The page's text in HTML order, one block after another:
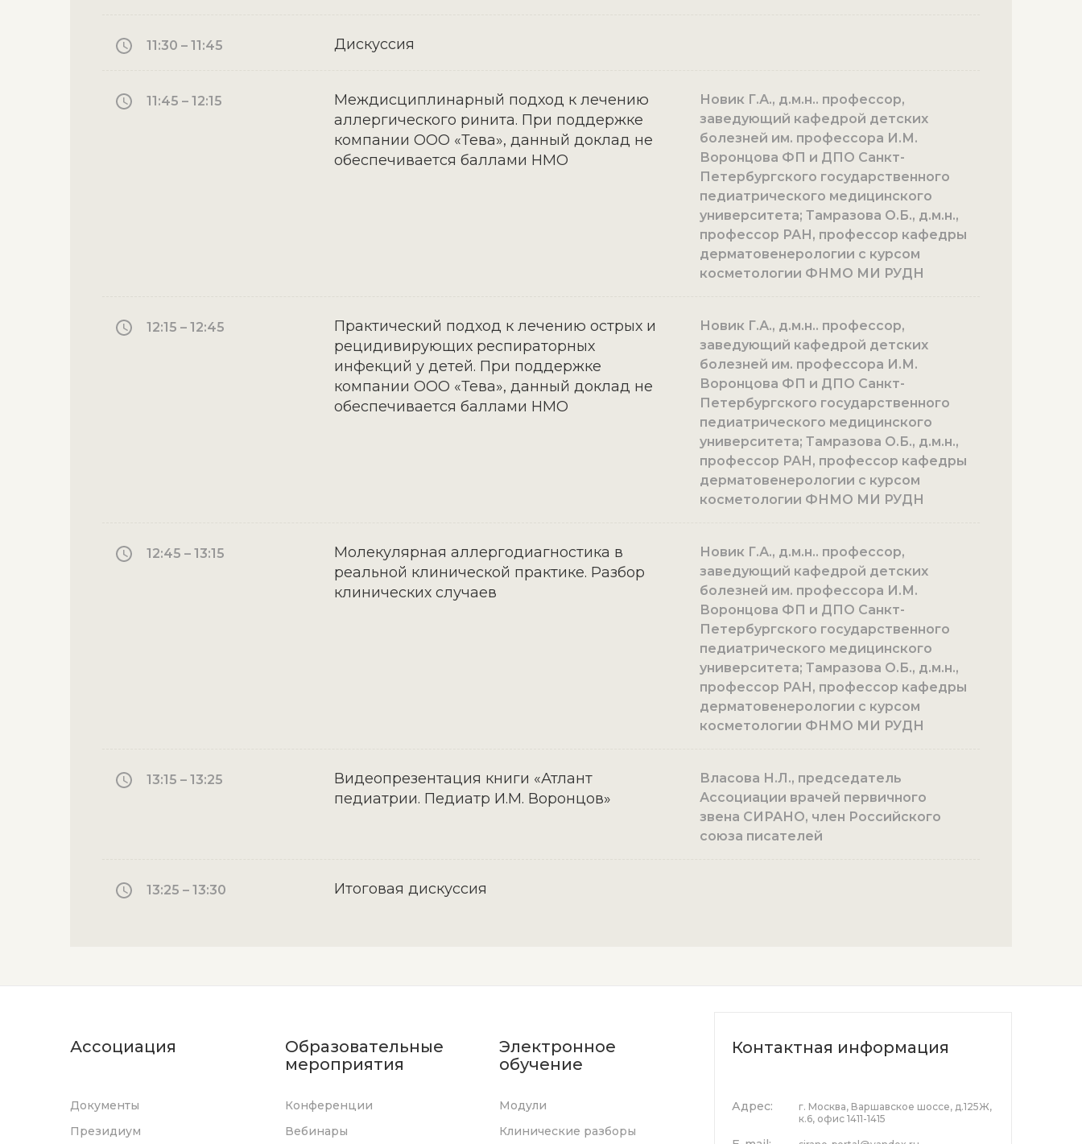
11:30 – 11:45 Дискуссия
11:45 – 12:15
Междисциплинарный подход к лечению
аллергического ринита. При поддержке
компании ООО «Тева», данный доклад не
обеспечивается баллами НМО
Новик Г.А., д.м.н.. профессор,
заведующий кафедрой детских
болезней им. профессора И.М.
Воронцова ФП и ДПО Санкт-
Петербургского государственного
педиатрического медицинского
университета; Тамразова О.Б., д.м.н.,
профессор РАН, профессор кафедры
дерматовенерологии с курсом
косметологии ФНМО МИ РУДН
12:15 – 12:45
Практический подход к лечению острых и
рецидивирующих респираторных
инфекций у детей. При поддержке
компании ООО «Тева», данный доклад не
обеспечивается баллами НМО
Новик Г.А., д.м.н.. профессор,
заведующий кафедрой детских
болезней им. профессора И.М.
Воронцова ФП и ДПО Санкт-
Петербургского государственного
педиатрического медицинского
университета; Тамразова О.Б., д.м.н.,
профессор РАН, профессор кафедры
дерматовенерологии с курсом
косметологии ФНМО МИ РУДН
12:45 – 13:15
Молекулярная аллергодиагностика в
реальной клинической практике. Разбор
клинических случаев
Новик Г.А., д.м.н.. профессор,
заведующий кафедрой детских
болезней им. профессора И.М.
Воронцова ФП и ДПО Санкт-
Петербургского государственного
педиатрического медицинского
университета; Тамразова О.Б., д.м.н.,
профессор РАН, профессор кафедры
дерматовенерологии с курсом
косметологии ФНМО МИ РУДН
13:15 – 13:25
Видеопрезентация книги «Атлант
педиатрии. Педиатр И.М. Воронцов»
Власова Н.Л., председатель
Ассоциации врачей первичного
звена СИРАНО, член Российского
союза писателей
13:25 – 13:30 Итоговая дискуссия
Ассоциация
Документы
Президиум
Образовательные
мероприятия
Конференции
Вебинары
Электронное
обучение
Модули
Клинические разборы
Контактная информация
Адрес:
г. Москва, Варшавское шоссе, д.125Ж,
к.6, офис 1411-1415